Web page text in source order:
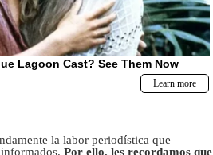
la labor periodística que
Por ello, les recordamos que